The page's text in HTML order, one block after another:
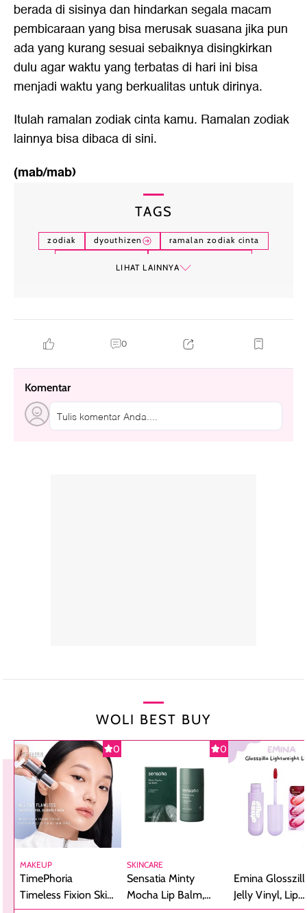
berada di sisinya dan hindarkan segala macam
pembicaraan yang bisa merusak suasana jika pun
ada yang kurang sesuai sebaiknya disingkirkan
dulu agar waktu yang terbatas di hari ini bisa
menjadi waktu yang berkualitas untuk dirinya.
Itulah ramalan zodiak cinta kamu. Ramalan zodiak
lainnya bisa dibacadi sini.
(mab/mab)
TAGS
zodiak dyouthizen
ramalan zodiak cinta
LIHAT LAINNYA
0
Komentar
Tulis komentar Anda....
WOLI BEST BUY
0
MAKEUP
TimePhoria
Timeless Fixion Skin
0
SKINCARE
Sensatia Minty
Mocha Lip Balm,
Emina
Jelly Vinyl, Lip